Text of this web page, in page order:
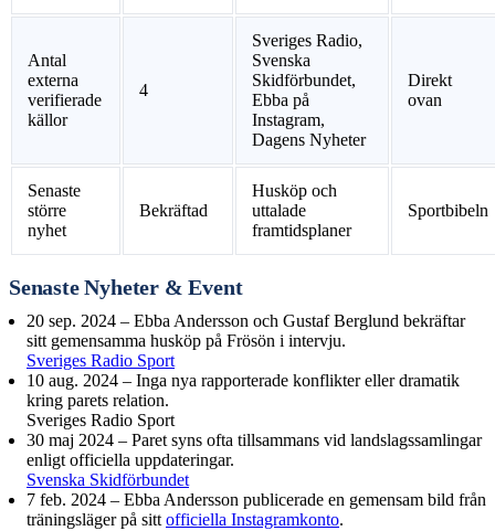
Antal
externa
verifierade
källor
4
Sveriges Radio,
Svenska
Skidförbundet,
Ebba på
Instagram,
Dagens Nyheter
Direkt
ovan
Senaste
större
nyhet
Bekräftad
Husköp och
uttalade
framtidsplaner
Sportbibeln
Senaste Nyheter & Event
20 sep. 2024 – Ebba Andersson och Gustaf Berglund bekräftar
sitt gemensamma husköp på Frösön i intervju.
Sveriges Radio Sport
10 aug. 2024 – Inga nya rapporterade konflikter eller dramatik
kring parets relation.
Sveriges Radio Sport
30 maj 2024 – Paret syns ofta tillsammans vid landslagssamlingar
enligt officiella uppdateringar.
Svenska Skidförbundet
7 feb. 2024 – Ebba Andersson publicerade en gemensam bild från
träningsläger på sitt officiella Instagramkonto.